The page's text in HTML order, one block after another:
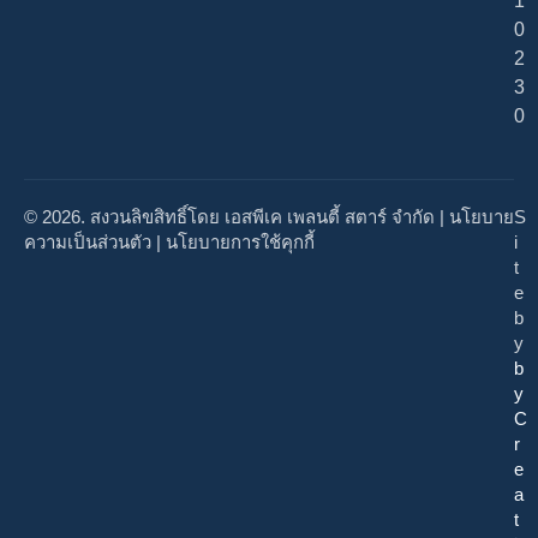
0
2
3
0
© 2026. สงวนลิขสิทธิ์โดย เอสพีเค เพลนตี้ สตาร์ จำกัด | นโยบาย
ความเป็นส่วนตัว | นโยบายการใช้คุกกี้
S
i
t
e
b
y
b
y
C
r
e
a
t